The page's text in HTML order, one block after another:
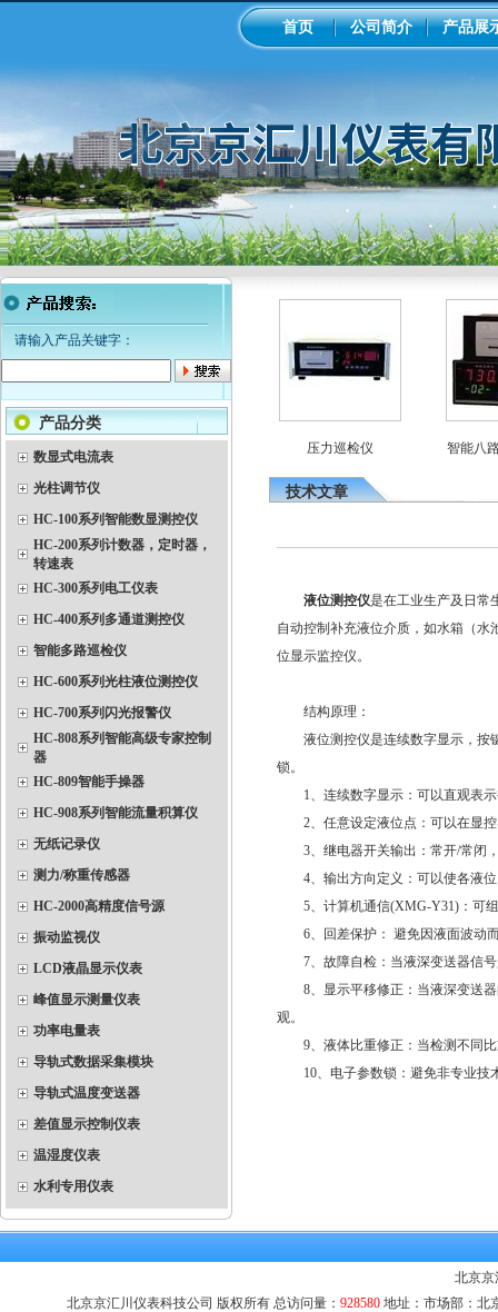
首页 公司简介 产品展
请输入产品关键字：
产品分类
数显式电流表
光柱调节仪
HC-100系列智能数显测控仪
HC-200系列计数器，定时器，
转速表
HC-300系列电工仪表
HC-400系列多通道测控仪
智能多路巡检仪
HC-600系列光柱液位测控仪
HC-700系列闪光报警仪
HC-808系列智能高级专家控制
器
HC-809智能手操器
HC-908系列智能流量积算仪
无纸记录仪
测力/称重传感器
HC-2000高精度信号源
振动监视仪
LCD液晶显示仪表
峰值显示测量仪表
功率电量表
导轨式数据采集模块
导轨式温度变送器
差值显示控制仪表
温湿度仪表
水利专用仪表
算仪 智能光柱调节仪 压力巡检仪 智能八路
技术文章
液位测控仪是在工业生产及日常
自动控制补充液位介质，如水箱（
位显示监控仪。
结构原理：
液位测控仪是连续数字显示，按键
锁。
1、连续数字显示：可以直观表示
2、任意设定液位点：可以在显控
3、继电器开关输出：常开/常闭，
4、输出方向定义：可以使各液位
5、计算机通信(XMG-Y31)：可组
6、回差保护： 避免因液面波动而
7、故障自检：当液深变送器信号
8、显示平移修正：当液深变送器
观。
9、液体比重修正：当检测不同比
10、电子参数锁：避免非专业技
北京京
北京京汇川仪表科技公司 版权所有 总访问量： 928580地址：市场部：北